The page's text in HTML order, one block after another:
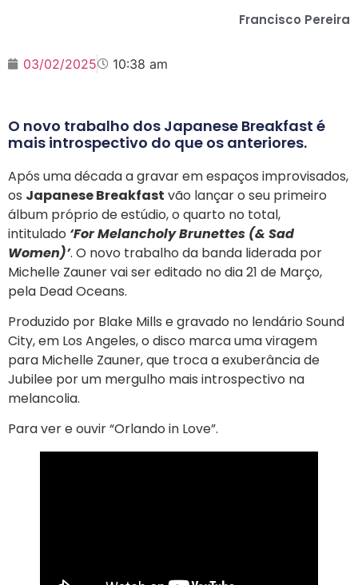
Francisco Pereira
03/02/2025 10:38 am
O novo trabalho dos Japanese Breakfast é
mais introspectivo do que os anteriores.
Após uma década a gravar em espaços improvisados,
os Japanese Breakfast vão lançar o seu primeiro
álbum próprio de estúdio, o quarto no total,
intitulado ‘For Melancholy Brunettes (& Sad
Women)’. O novo trabalho da banda liderada por
Michelle Zauner vai ser editado no dia 21 de Março,
pela Dead Oceans.
Produzido por Blake Mills e gravado no lendário Sound
City, em Los Angeles, o disco marca uma viragem
para Michelle Zauner, que troca a exuberância de
Jubilee por um mergulho mais introspectivo na
melancolia.
Para ver e ouvir “Orlando in Love”.